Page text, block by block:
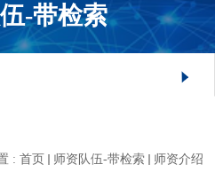
-带检索
: 首页 师资队伍-带检索 师资介绍